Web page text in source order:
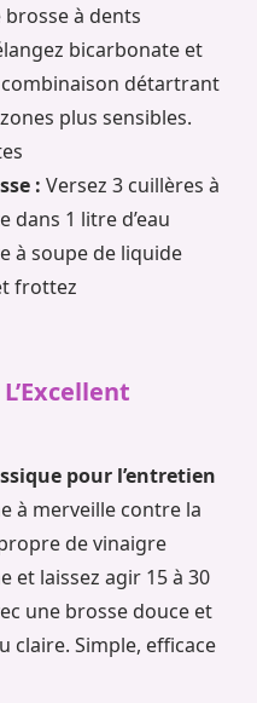
à dents
bicarbonate et
détartrant
plus sensibles.
: Versez 3 cuillères à
dans 1 litre d’eau
à soupe de liquide
frottez
pour l’entretien
à merveille contre la
de vinaigre
et laissez agir 15 à 30
une brosse douce et
claire. Simple, efficace